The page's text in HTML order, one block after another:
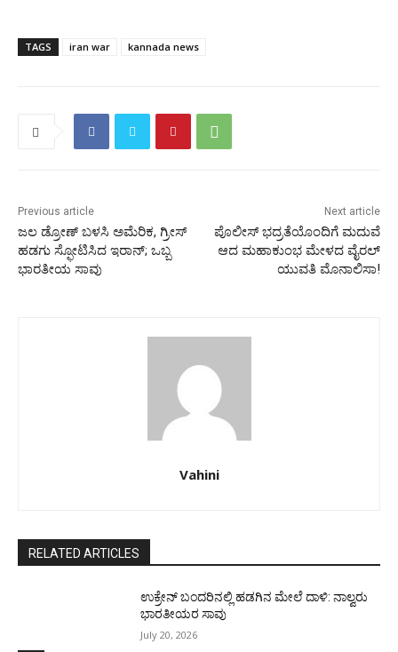
TAGS iran war kannada news
Previous article
ಜಲ ಡ್ರೋಣ್‌ ಬಳಸಿ ಅಮೆರಿಕ, ಗ್ರೀಸ್‌
ಹಡಗು ಸ್ಫೋಟಿಸಿದ ಇರಾನ್‌; ಒಬ್ಬ
ಭಾರತೀಯ ಸಾವು
Next article
ಪೊಲೀಸ್‌ ಭದ್ರತೆಯೊಂದಿಗೆ ಮದುವೆ
ಆದ ಮಹಾಕುಂಭ ಮೇಳದ ವೈರಲ್‌
ಯುವತಿ ಮೊನಾಲಿಸಾ!
Vahini
RELATED ARTICLES
ಉಕ್ರೇನ್‌ ಬಂದರಿನಲ್ಲಿ ಹಡಗಿನ ಮೇಲೆ ದಾಳಿ: ನಾಲ್ವರು
ಭಾರತೀಯರ ಸಾವು
July 20, 2026